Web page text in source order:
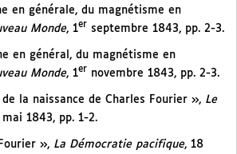
en générale, du magnétisme en
Monde, 1er septembre 1843, pp. 2-3.
en général, du magnétisme en
Monde, 1er novembre 1843, pp. 2-3.
de la naissance de Charles Fourier », Le
mai 1843, pp. 1-2.
», La Démocratie pacifique, 18